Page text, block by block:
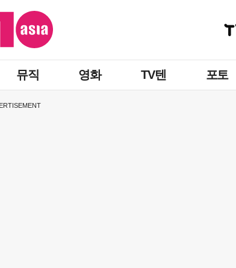
뮤직 영화 TV텐 포토